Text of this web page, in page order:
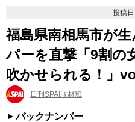
投稿
福島県南相馬市が
パーを直撃「9割の
吹かせられる！」
日刊SPA!取材班
バックナンバー